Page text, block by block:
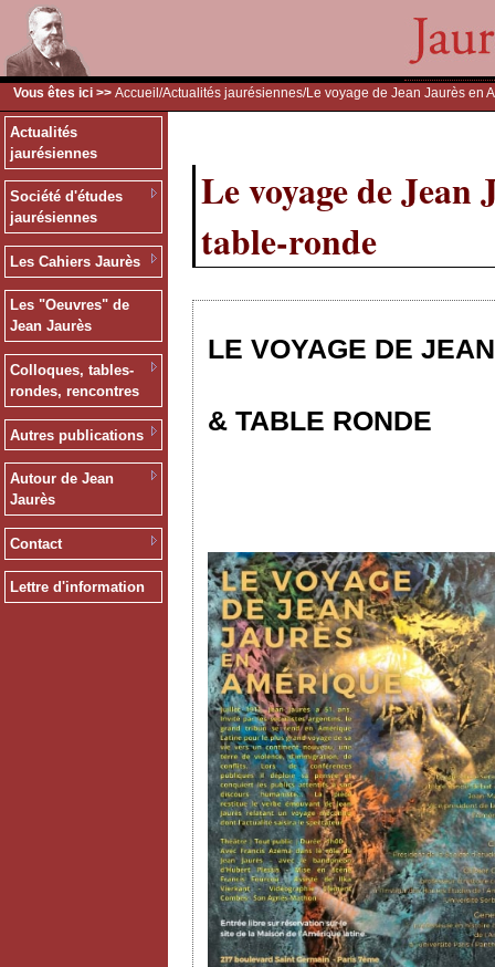
Vous êtes ici >> Accueil /Actualités jaurésiennes/Le voyage de Jean Jaurès en
Actualités
jaurésiennes
Société d'études
jaurésiennes
Les Cahiers Jaurès
Les "Oeuvres" de
Jean Jaurès
Colloques, tables-
rondes, rencontres
Autres publications
Autour de Jean
Jaurès
Contact
Lettre d'information
Le voyage de
table-ronde
LE VOYAGE DE
& TABLE RONDE